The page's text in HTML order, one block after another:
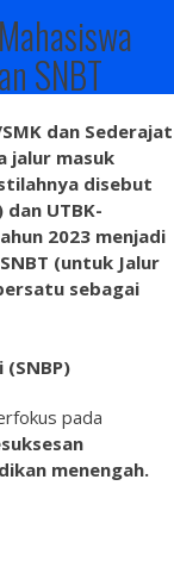
SNBT
dan Sederajat
jalur masuk
disebut
UTBK-
2023 menjadi
(untuk Jalur
sebagai
pada
menengah.